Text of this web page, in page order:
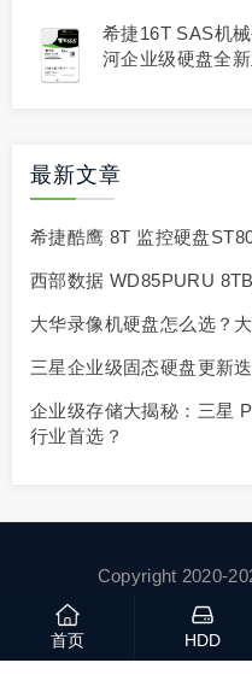
希捷16T SAS机
河企业级硬盘全
最新文章
希捷酷鹰 8T 监控硬盘
西部数据 WD85PURU
大华录像机硬盘怎么选？
三星企业级固态硬盘更新
企业级存储大揭秘：三星
行业首选？
Copyright 2020-
首页 HDD